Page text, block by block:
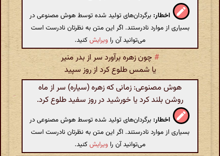
اخطار: برگردان‌های تولید شده توسط هوش مصنوعی در
بسیاری از موارد نادرستند. اگر این متن به نظرتان نادرست است
می‌توانید آن را ویرایشکنید.
#چون زهره برآورد سر از بدر منیر
یا شمس طلوع کرد از روز سپید
هوش مصنوعی: زمانی که زهره (سیاره) سر از ماه
روشن بلند کرد یا خورشید در روز سفید طلوع کرد.
اخطار: برگردان‌های تولید شده توسط هوش مصنوعی در
بسیاری از موارد نادرستند. اگر این متن به نظرتان نادرست است
می‌توانید آن را ویرایشکنید.